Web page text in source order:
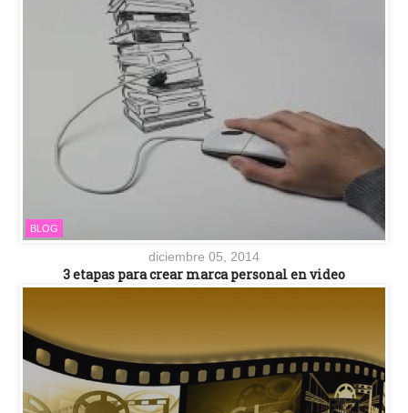
BLOG
diciembre 05, 2014
3 etapas para crear marca personal en video